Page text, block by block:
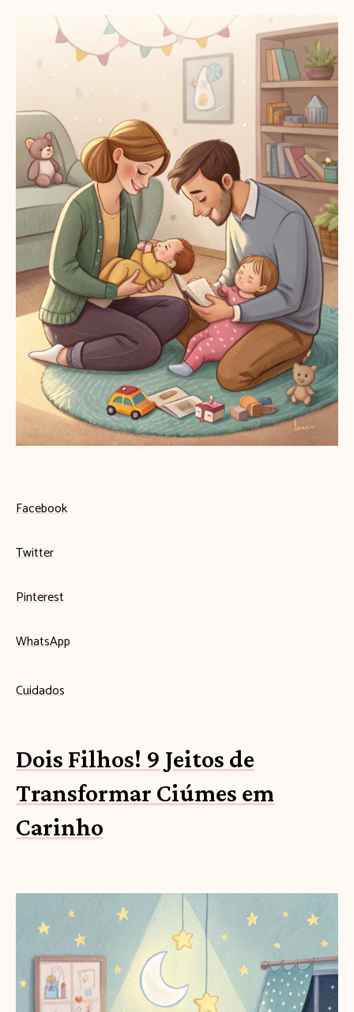
Facebook
Twitter
Pinterest
WhatsApp
Cuidados
Dois Filhos! 9 Jeitos de
Transformar Ciúmes em
Carinho